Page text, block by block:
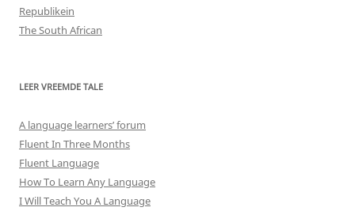
Republikein
The South African
LEER VREEMDE TALE
A language learners’ forum
Fluent In Three Months
Fluent Language
How To Learn Any Language
I Will Teach You A Language